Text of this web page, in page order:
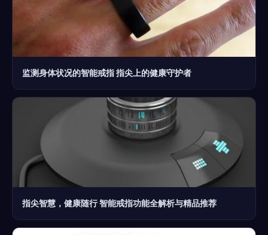
监测身体状况的智能戒指 指尖上的健康守护者
指尖智慧，健康随行 智能戒指功能全解析与精品推荐